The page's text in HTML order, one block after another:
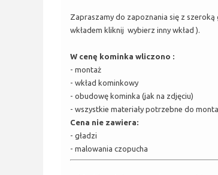
Zapraszamy do zapoznania się z
wkładem kliknij wybierz inny wkład ).
W cenę kominka wliczono :
- montaż
- wkład kominkowy
- obudowę kominka (jak na zdjęciu)
- wszystkie materiały potrzebne do
Cena nie zawiera:
- gładzi
- malowania czopucha